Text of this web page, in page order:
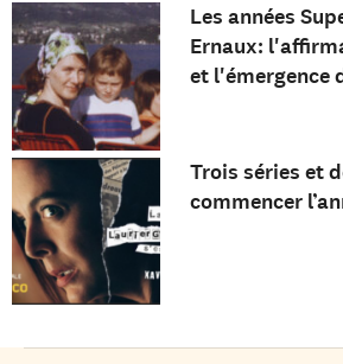
Les années
Ernaux:
et l'émergence
Trois séries et
commencer